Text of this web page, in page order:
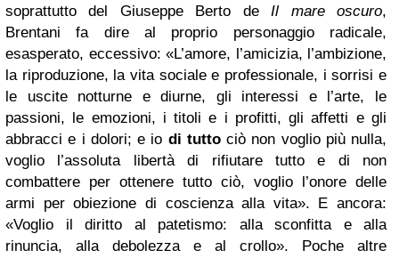
soprattutto del Giuseppe Berto deIl mare oscuro,
Brentani fa dire al proprio personaggio radicale,
esasperato, eccessivo: «L’amore, l’amicizia, l’ambizione,
la riproduzione, la vita sociale e professionale, i sorrisi e
le uscite notturne e diurne, gli interessi e l’arte, le
passioni, le emozioni, i titoli e i profitti, gli affetti e gli
abbracci e i dolori; e io di tuttociò non voglio più nulla,
voglio l’assoluta libertà di rifiutare tutto e di non
combattere per ottenere tutto ciò, voglio l’onore delle
armi per obiezione di coscienza alla vita». E ancora:
«Voglio il diritto al patetismo: alla sconfitta e alla
rinuncia, alla debolezza e al crollo». Poche altre